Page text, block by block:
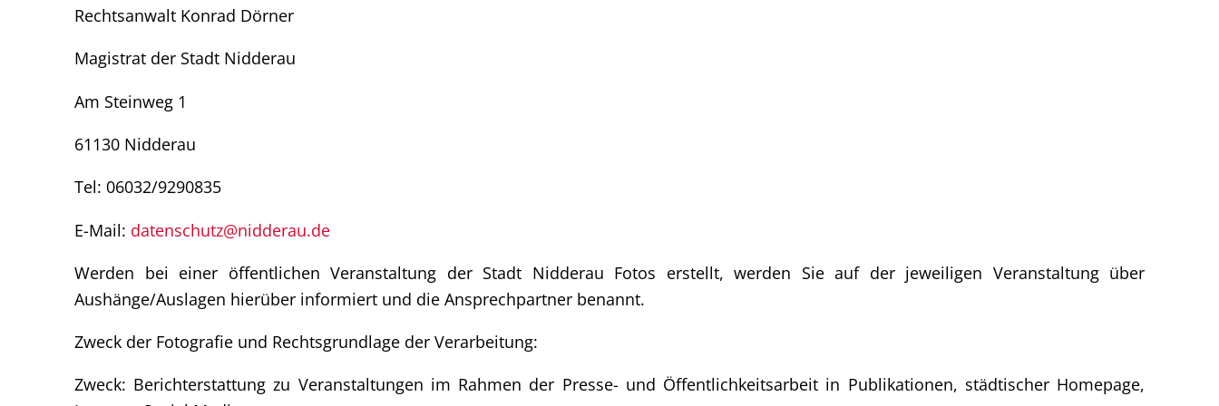
Rechtsanwalt Konrad Dörner
Magistrat der Stadt Nidderau
Am Steinweg 1
61130 Nidderau
Tel: 06032/9290835
E-Mail: datenschutz@nidderau.de
Werden bei einer öffentlichen Veranstaltung der Stadt Nidderau Fotos erstellt, werden Sie auf der jeweiligen Veranstaltung über
Aushänge/Auslagen hierüber informiert und die Ansprechpartner benannt.
Zweck der Fotografie und Rechtsgrundlage der Verarbeitung:
Zweck: Berichterstattung zu Veranstaltungen im Rahmen der Presse- und Öffentlichkeitsarbeit in Publikationen, städtischer Homepage,